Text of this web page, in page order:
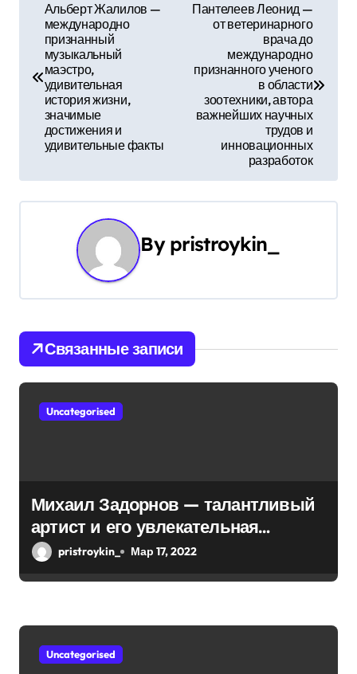
в
ц
п
о
з
а
я
м
Альберт Жалилов —
международно
признанный
музыкальный
маэстро,
удивительная
история жизни,
значимые
достижения и
удивительные факты
Пантелеев Леонид —
от ветеринарного
врача до
международно
признанного ученого
в области
зоотехники, автора
важнейших научных
трудов и
инновационных
разработок
By pristroykin_
Связанные записи
Uncategorised
Михаил Задорнов — талантливый
артист и его увлекательная
биография — выдающиеся
pristroykin_ Мар 17, 2022
Uncategorised